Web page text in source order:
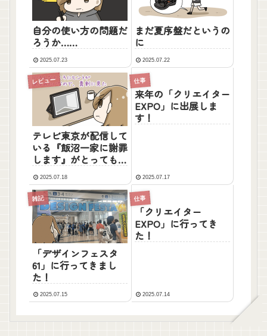
自分の使い方の問題だ
ろうか……
2025.07.23
まだ夏序盤だというの
に
2025.07.22
レビュー
テレビ東京が配信して
いる『飯沼一家に謝罪
します』がとっても面
白かった！
2025.07.18
仕事
来年の「クリエイター
EXPO」に出展しま
す！
2025.07.17
雑記
「デザインフェスタ
61」に行ってきまし
た！
2025.07.15
仕事
「クリエイター
EXPO」に行ってき
た！
2025.07.14